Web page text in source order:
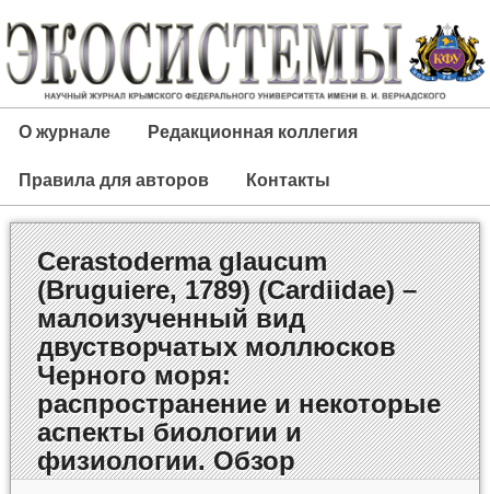
О журнале Редакционная коллегия
Правила для авторов Контакты
Cerastoderma glaucum
(Bruguiere, 1789) (Cardiidae) –
малоизученный вид
двустворчатых моллюсков
Черного моря:
распространение и некоторые
аспекты биологии и
физиологии. Обзор